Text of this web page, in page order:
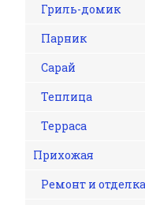
Гриль-домик
Парник
Сарай
Теплица
Терраса
Прихожая
Ремонт и отделка